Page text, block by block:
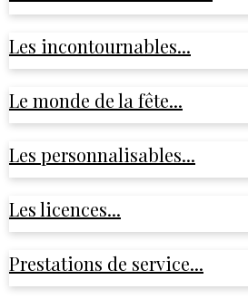
Les incontournables...
Le monde de la fête...
Les personnalisables...
Les licences...
Prestations de service...